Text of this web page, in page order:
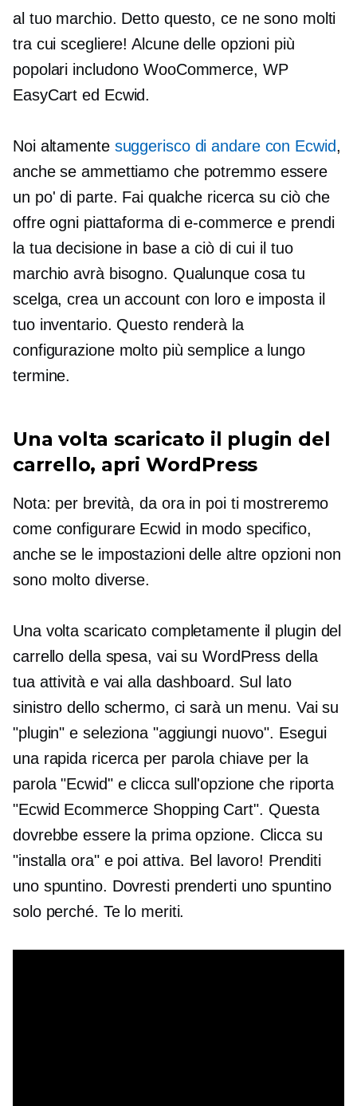
al tuo marchio. Detto questo, ce ne sono molti
tra cui scegliere! Alcune delle opzioni più
popolari includono WooCommerce, WP
EasyCart ed Ecwid.
Noi altamente suggerisco di andare con Ecwid,
anche se ammettiamo che potremmo essere
un po' di parte. Fai qualche ricerca su ciò che
offre ogni piattaforma di e-commerce e prendi
la tua decisione in base a ciò di cui il tuo
marchio avrà bisogno. Qualunque cosa tu
scelga, crea un account con loro e imposta il
tuo inventario. Questo renderà la
configurazione molto più semplice a lungo
termine.
Una volta scaricato il plugin del
carrello, apri WordPress
Nota: per brevità, da ora in poi ti mostreremo
come configurare Ecwid in modo specifico,
anche se le impostazioni delle altre opzioni non
sono molto diverse.
Una volta scaricato completamente il plugin del
carrello della spesa, vai su WordPress della
tua attività e vai alla dashboard. Sul lato
sinistro dello schermo, ci sarà un menu. Vai su
"plugin" e seleziona "aggiungi nuovo". Esegui
una rapida ricerca per parola chiave per la
parola "Ecwid" e clicca sull'opzione che riporta
"Ecwid Ecommerce Shopping Cart". Questa
dovrebbe essere la prima opzione. Clicca su
"installa ora" e poi attiva. Bel lavoro! Prenditi
uno spuntino. Dovresti prenderti uno spuntino
solo perché. Te lo meriti.